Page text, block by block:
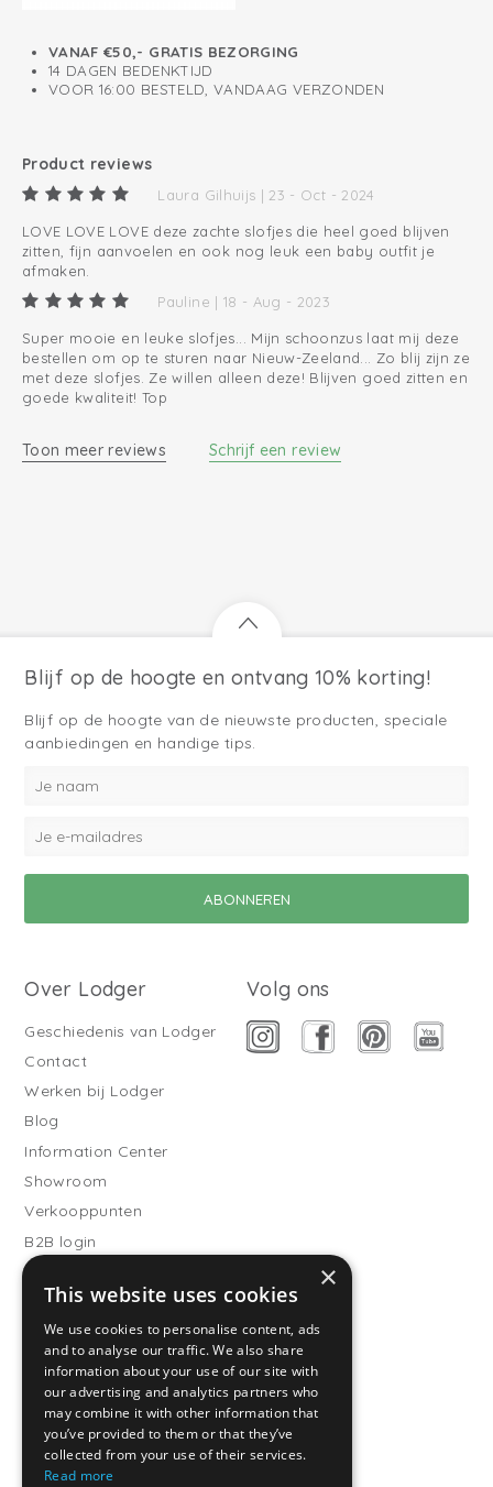
VANAF €50,- GRATIS BEZORGING
14 DAGEN BEDENKTIJD
VOOR 16:00 BESTELD, VANDAAG VERZONDEN
Product reviews
Laura Gilhuijs | 23 - Oct - 2024
LOVE LOVE LOVE deze zachte slofjes die heel goed blijven
zitten, fijn aanvoelen en ook nog leuk een baby outfit je
afmaken.
Pauline | 18 - Aug - 2023
Super mooie en leuke slofjes... Mijn schoonzus laat mij deze
bestellen om op te sturen naar Nieuw-Zeeland... Zo blij zijn ze
met deze slofjes. Ze willen alleen deze! Blijven goed zitten en
goede kwaliteit! Top
Toon meer reviews Schrijf een review
Blijf op de hoogte en ontvang 10% korting!
Blijf op de hoogte van de nieuwste producten, speciale
aanbiedingen en handige tips.
Over Lodger
Geschiedenis van Lodger
Contact
Werken bij Lodger
Blog
Information Center
Showroom
Verkooppunten
B2B login
Buitenslaapzakken
Word verkooppartner
Klantenservice
Veelgestelde vragen
Verzending
Retourneren
Betaalmethodes
Volg ons
×
This website uses cookies
We use cookies to personalise content, ads
and to analyse our traffic. We also share
information about your use of our site with
our advertising and analytics partners who
may combine it with other information that
you’ve provided to them or that they’ve
collected from your use of their services.
Read more